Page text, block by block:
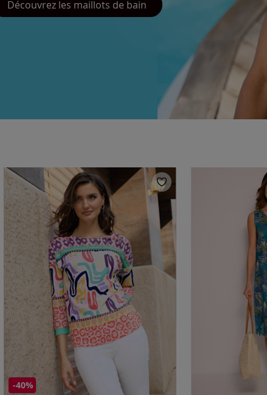
Découvrez les maillots de bain
-40%